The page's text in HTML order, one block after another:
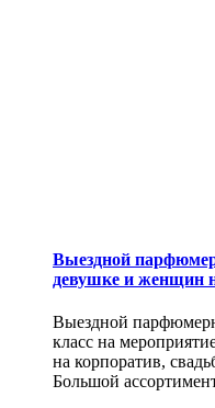
Выездной
девушке и женщин
Выездной
класс на
на корпоратив,
Большой